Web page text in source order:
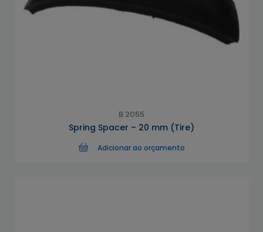
B 2055
Spring Spacer – 20 mm (Tire)
Adicionar ao orçamento